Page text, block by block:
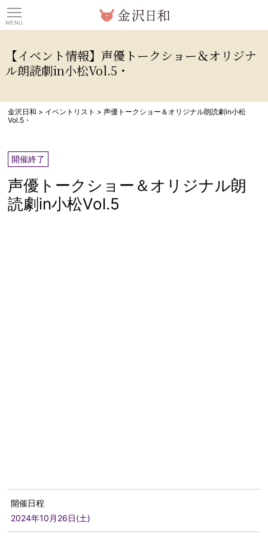
【イベント情報】声優トークショー＆オリジナ
ル朗読劇in小松Vol.5・
金沢日和 > イベントリスト >声優トークショー＆オリジナル朗読劇in小松
Vol.5・
開催終了
声優トークショー＆オリジナル朗
読劇in小松Vol.5
開催日程
2024年10月26日(土)